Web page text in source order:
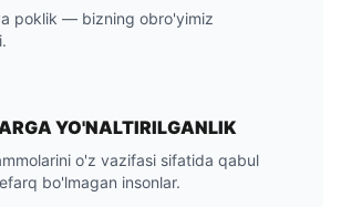
poklik — bizning obro'yimiz
YO'NALTIRILGANLIK
o'z vazifasi sifatida qabul
bo'lmagan insonlar.